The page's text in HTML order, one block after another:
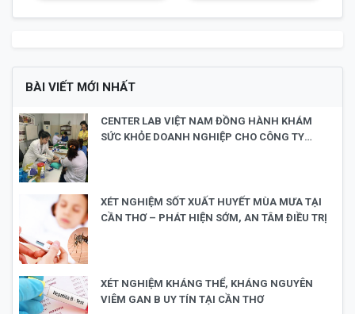
BÀI VIẾT MỚI NHẤT
CENTER LAB VIỆT NAM ĐỒNG HÀNH KHÁM
SỨC KHỎE DOANH NGHIỆP CHO CÔNG TY
XÉT NGHIỆM SỐT XUẤT HUYẾT MÙA MƯA TẠI
CẦN THƠ – PHÁT HIỆN SỚM, AN TÂM ĐIỀU TRỊ
XÉT NGHIỆM KHÁNG THỂ, KHÁNG NGUYÊN
VIÊM GAN B UY TÍN TẠI CẦN THƠ